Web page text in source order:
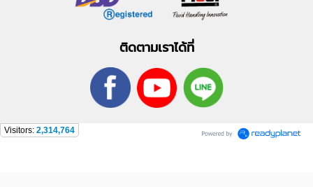
ติดตามเราได้ที่
Visitors: 2,314,764